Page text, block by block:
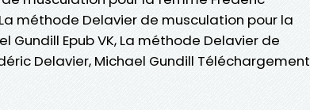
méthode Delavier de musculation pour la
Gundill Epub VK, La méthode Delavier de
Delavier, Michael Gundill Téléchargement